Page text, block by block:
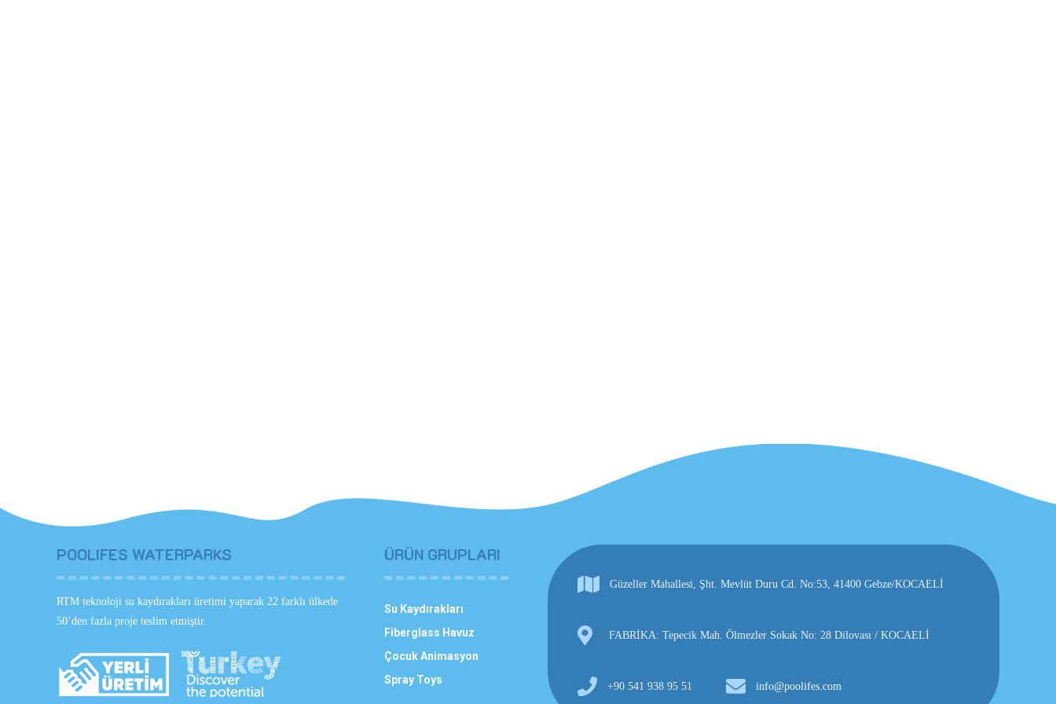
POOLIFES WATERPARKS
RTM teknoloji su kaydırakları üretimi yaparak 22 farklı ülkede
50’den fazla proje teslim etmiştir.
ÜRÜN GRUPLARI
Su Kaydırakları
Fiberglass Havuz
Çocuk Animasyon
Spray Toys
Güzeller Mahallesi, Şht. Mevlüt Duru Cd. No:53, 41400 Gebze/KOCAELİ
FABRİKA: Tepecik Mah. Ölmezler Sokak No: 28 Dilovası / KOCAELİ
+90 541 938 95 51 info@poolifes.com